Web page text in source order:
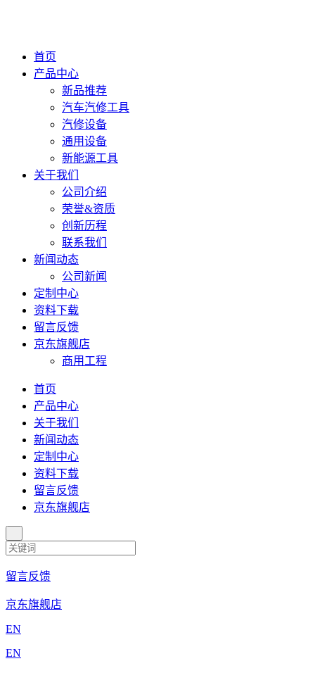
首页
产品中心
新品推荐
汽车汽修工具
汽修设备
通用设备
新能源工具
关于我们
公司介绍
荣誉&资质
创新历程
联系我们
新闻动态
公司新闻
定制中心
资料下载
留言反馈
京东旗舰店
商用工程
首页
产品中心
关于我们
新闻动态
定制中心
资料下载
留言反馈
京东旗舰店
留言反馈
京东旗舰店
EN
EN